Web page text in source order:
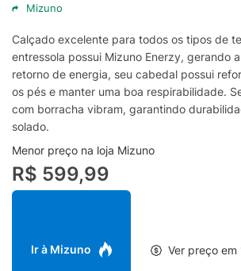
Mizuno
Calçado excelente para todos os tipos de
entressola possui Mizuno Enerzy, gerando
retorno de energia, seu cabedal possui
os pés e manter uma boa respirabilidade.
com borracha vibram, garantindo
solado.
Menor preço na loja Mizuno
R$ 599,99
Ir à Mizuno Ver preço em